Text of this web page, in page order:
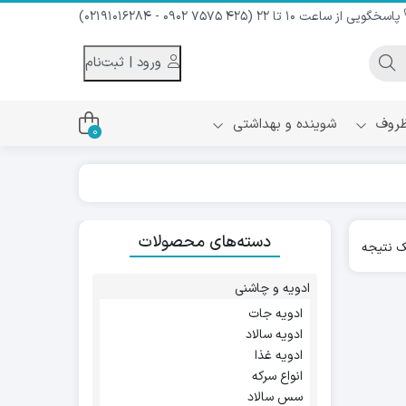
پاسخگویی از ساعت 10 تا 22 (425 7575 0902 - 02191016284)
سرد
شوینده و بهداشتی 0
نتیجه دسته‌های محصولات
ادویه و چاشنی
ادویه جات
ادویه سالاد
ادویه غذا
انواع سرکه
سس سالاد